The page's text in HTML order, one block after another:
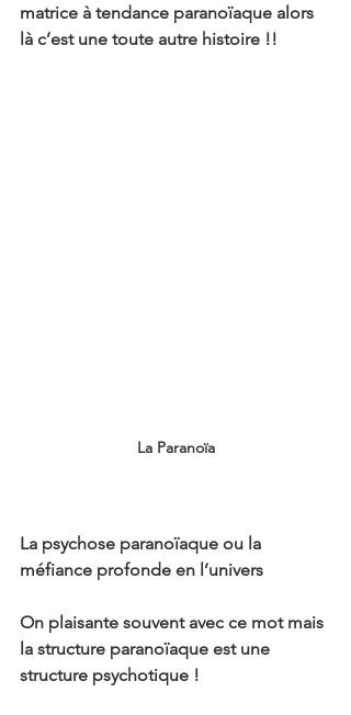
matrice à tendance paranoïaque alors
là c’est une toute autre histoire !!
La Paranoïa
La psychose paranoïaque ou la
méfiance profonde en l’univers
On plaisante souvent avec ce mot mais
la structure paranoïaque est une
structure psychotique !